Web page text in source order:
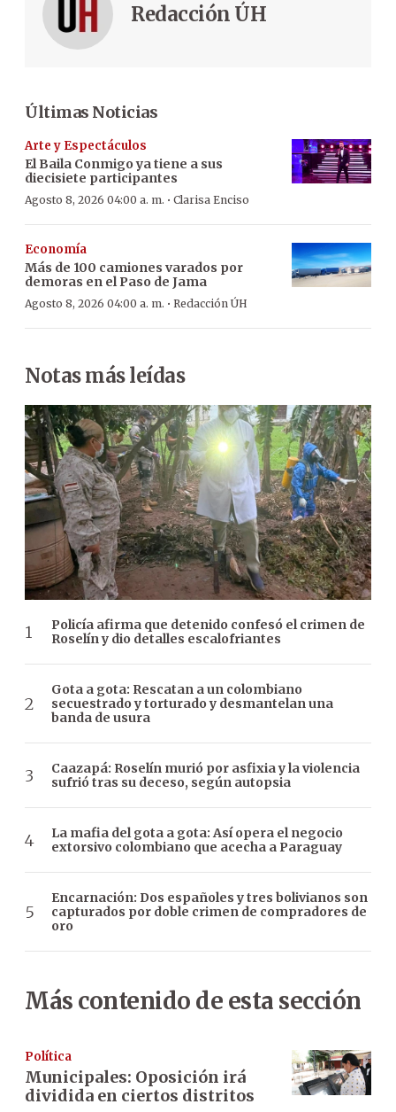
Redacción ÚH
Últimas Noticias
Arte y Espectáculos
El Baila Conmigo ya tiene a sus
diecisiete participantes
Agosto 8, 2026 04:00 a. m. · Clarisa Enciso
Economía
Más de 100 camiones varados por
demoras en el Paso de Jama
Agosto 8, 2026 04:00 a. m. · Redacción ÚH
Notas más leídas
Policía afirma que detenido confesó el crimen de
Roselín y dio detalles escalofriantes
Gota a gota: Rescatan a un colombiano
secuestrado y torturado y desmantelan una
banda de usura
Caazapá: Roselín murió por asfixia y la violencia
sufrió tras su deceso, según autopsia
La mafia del gota a gota: Así opera el negocio
extorsivo colombiano que acecha a Paraguay
Encarnación: Dos españoles y tres bolivianos son
capturados por doble crimen de compradores de
oro
Más contenido de esta sección
Política
Municipales: Oposición irá
dividida en ciertos distritos